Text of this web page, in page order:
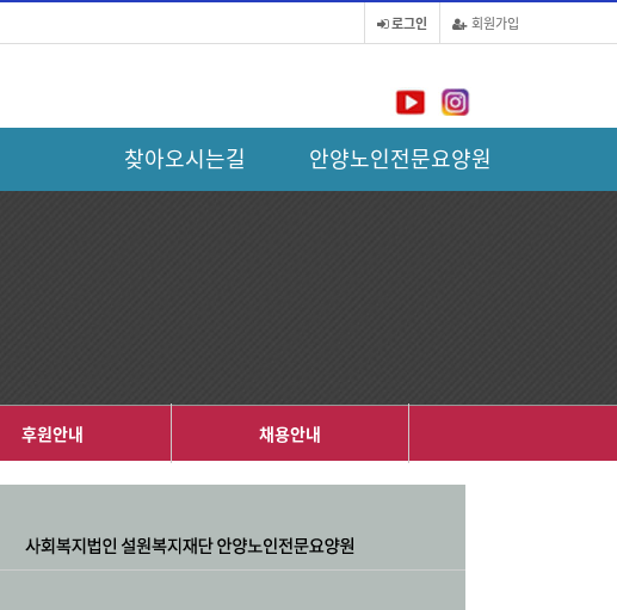
회원가입
로그인
찾아오시는길 안양노인전문요양원
후원안내 채용안내